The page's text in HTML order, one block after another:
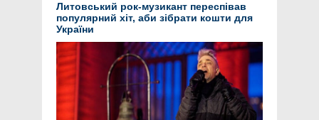
Литовський рок-музикант переспівав
популярний хіт, аби зібрати кошти для
України